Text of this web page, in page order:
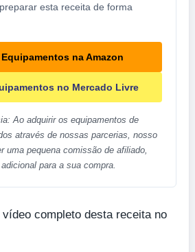
esta receita de forma
na Amazon
no Mercado Livre
Ao adquirir os equipamentos de
através de nossas parcerias, nosso
uma pequena comissão de afiliado,
para a sua compra.
completo desta receita no